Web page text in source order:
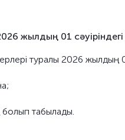
жылдың 01
туралы 2026 жылдың 01
болып табылады.